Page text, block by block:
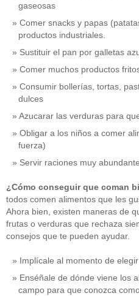
gaseosas
Comer snacks y papas
productos industriales.
Sustituir el pan por galletas
Comer muchos productos
Consumir bollerías, tortas,
dulces
Azucarar las verduras para
Obligar a los niños a comer
fuerza)
Servir raciones muy
¿Cómo conseguir que coman
todos comen alimentos que les
Ahora bien, existen maneras de
frutas o verduras que rechaza
consejos que te pueden ayudar.
Implícale al momento de
Enséñale de dónde viene los
campo para que conozca